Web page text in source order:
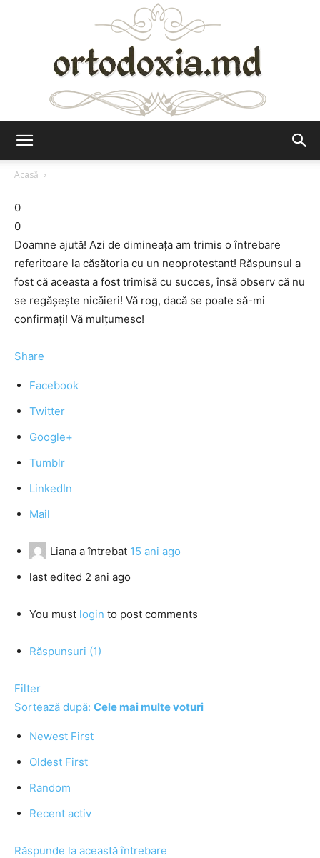
Acasă
0
0
Doamne ajută! Azi de dimineaţa am trimis o întrebare
referitoare la căsătoria cu un neoprotestant! Răspunsul a
fost că aceasta a fost trimisă cu succes, însă observ că nu
se regăşeşte nicăieri! Vă rog, dacă se poate să-mi
confirmaţi! Vă mulţumesc!
Share
Facebook
Twitter
Google+
Tumblr
LinkedIn
Mail
Liana a întrebat 15 ani ago
last edited 2 ani ago
You must login to post comments
Răspunsuri (1)
Filter
Sortează după: Cele mai multe voturi
Newest First
Oldest First
Random
Recent activ
Răspunde la această întrebare